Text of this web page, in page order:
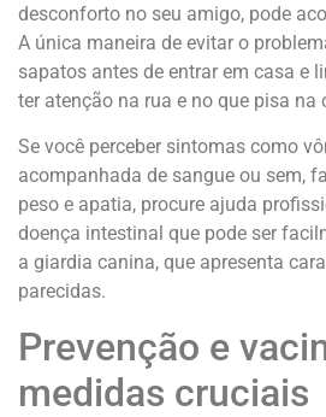
desconforto no seu amigo, pode
A única maneira de evitar o
sapatos antes de entrar em casa e
ter atenção na rua e no que pisa na
Se você perceber sintomas como
acompanhada de sangue ou sem,
peso e apatia, procure ajuda
doença intestinal que pode ser
a giardia canina, que apresenta
parecidas.
Prevenção e
medidas cruciais